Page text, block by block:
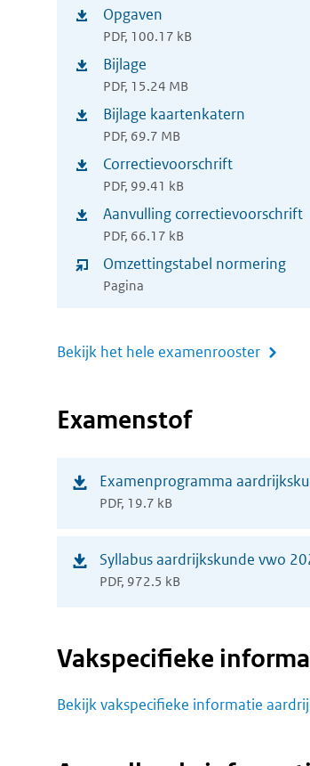
Opgaven
PDF, 100.17 kB
(opent
nieuw
venster)
Bijlage
PDF, 15.24 MB
(opent
nieuw
venster)
Bijlage kaartenkatern
PDF, 69.7 MB
(opent
nieuw
venster)
Correctievoorschrift
PDF, 99.41 kB
(opent
nieuw
venster)
Aanvulling correctievoorschrift
PDF, 66.17 kB
(opent
nieuw
Omzettingstabel normering
Pagina
Bekijk het hele examenrooster
Examenstof
Examenprogramma
PDF, 19.7 kB
(opent
venster)
Syllabus aardrijkskunde vwo
PDF, 972.5 kB
(opent
venster)
Vakspecifieke
Bekijk vakspecifieke informatie